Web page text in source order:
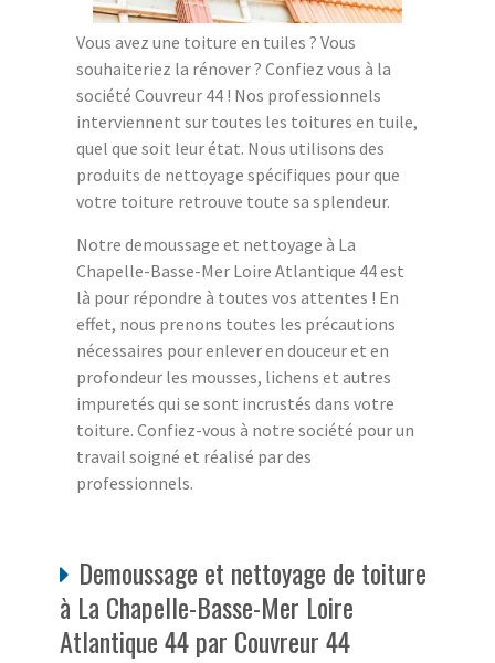
Vous avez une toiture en tuiles ? Vous
souhaiteriez la rénover ? Confiez vous à la
société Couvreur 44 ! Nos professionnels
interviennent sur toutes les toitures en tuile,
quel que soit leur état. Nous utilisons des
produits de nettoyage spécifiques pour que
votre toiture retrouve toute sa splendeur.
Notre demoussage et nettoyage à La
Chapelle-Basse-Mer Loire Atlantique 44 est
là pour répondre à toutes vos attentes ! En
effet, nous prenons toutes les précautions
nécessaires pour enlever en douceur et en
profondeur les mousses, lichens et autres
impuretés qui se sont incrustés dans votre
toiture. Confiez-vous à notre société pour un
travail soigné et réalisé par des
professionnels.
Demoussage et nettoyage de toiture
à La Chapelle-Basse-Mer Loire
Atlantique 44 par Couvreur 44